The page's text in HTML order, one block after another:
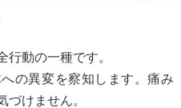
行動の一種です。
の異変を察知します。痛み
づけません。